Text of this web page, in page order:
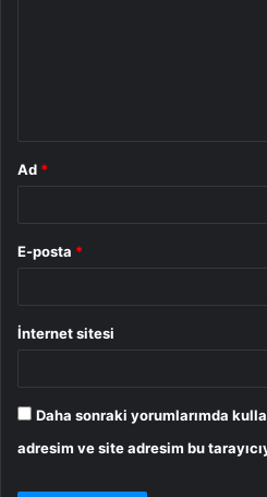
Ad *
E-posta *
İnternet sitesi
Daha sonraki yorumlarımda
adresim ve site adresim bu